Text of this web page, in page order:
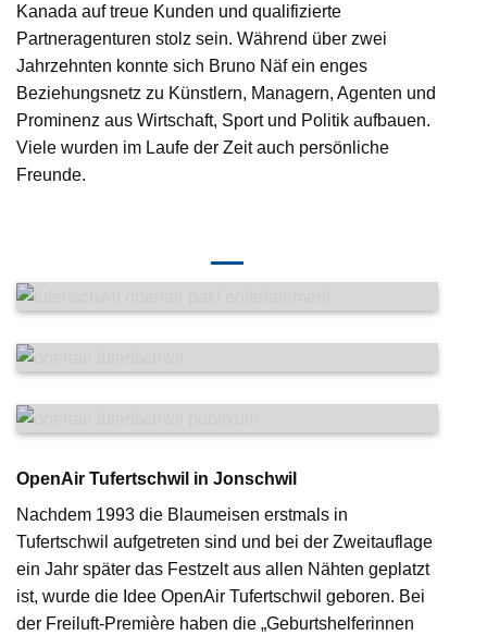
Kanada auf treue Kunden und qualifizierte
Partneragenturen stolz sein. Während über zwei
Jahrzehnten konnte sich Bruno Näf ein enges
Beziehungsnetz zu Künstlern, Managern, Agenten und
Prominenz aus Wirtschaft, Sport und Politik aufbauen.
Viele wurden im Laufe der Zeit auch persönliche
Freunde.
OpenAir Tufertschwil in Jonschwil
Nachdem 1993 die Blaumeisen erstmals in
Tufertschwil aufgetreten sind und bei der Zweitauflage
ein Jahr später das Festzelt aus allen Nähten geplatzt
ist, wurde die Idee OpenAir Tufertschwil geboren. Bei
der Freiluft-Première haben die „Geburtshelferinnen